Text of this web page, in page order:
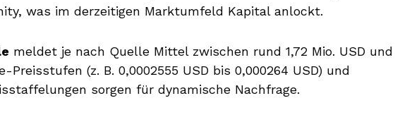
was im derzeitigen Marktumfeld Kapital anlockt.
meldet je nach Quelle Mittel zwischen rund 1,72 Mio. USD und
Preisstufen (z. B. 0,0002555 USD bis 0,000264 USD) und
sorgen für dynamische Nachfrage.